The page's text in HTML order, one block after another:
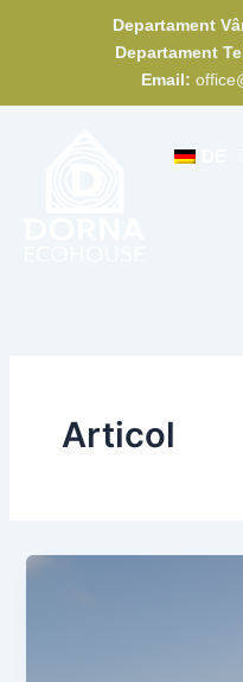
Departament
Departament
Email:
Articol